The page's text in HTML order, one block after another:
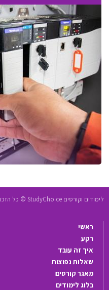
לימודים וקורסים StudyChoice © כל הזכויות שמורות 2026
ראשי
רקע
איך זה עובד
שאלות נפוצות
מאגר קורסים
בלוג לימודים